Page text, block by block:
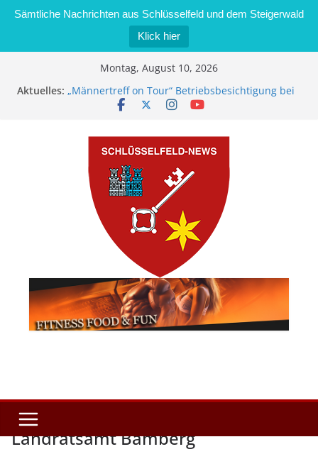
Sämtliche Nachrichten aus Schlüsselfeld und dem Steigerwald
Klick hier
Montag, August 10, 2026
Aktuelles: „Männertreff on Tour“ Betriebsbesichtigung bei
der Schreinerei Zimmermann GmbH
Brand in Sägewerk in Bernroth schnell unter
Kontrolle
Stadt Schlüsselfeld bietet Online-Anmeldung für
Kindergartenplätze an
Dieseldiebstahl im Wert von 600 Euro
Landratsamt Bamberg